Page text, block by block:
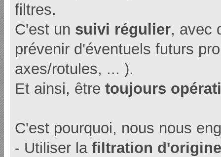
filtres.
C'est un suivi régulier, avec
prévenir d'éventuels futurs
axes/rotules, ... ).
Et ainsi, êtretoujours
C'est pourquoi, nous nous
- Utiliser lafiltration